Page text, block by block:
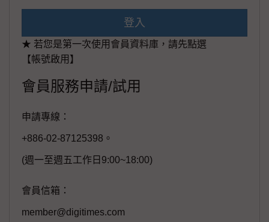
登入
★ 若您是第一次使用會員資料庫，請先點選
【帳號啟用】
會員服務申請/試用
申請專線：
+886-02-87125398。
(週一至週五工作日9:00~18:00)
會員信箱：
member@digitimes.com